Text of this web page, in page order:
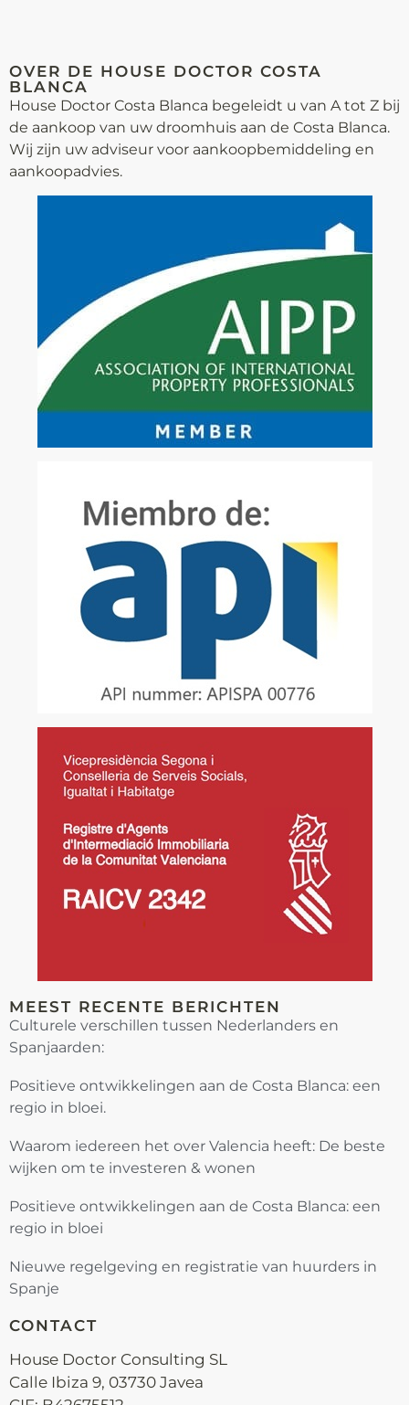
OVER DE HOUSE DOCTOR COSTA
BLANCA
House Doctor Costa Blanca begeleidt u van A tot Z bij
de aankoop van uw droomhuis aan de Costa Blanca.
Wij zijn uw adviseur voor aankoop­bemiddeling en
aankoopadvies.
MEEST RECENTE BERICHTEN
Culturele verschillen tussen Nederlanders en
Spanjaarden:
Positieve ontwikkelingen aan de Costa Blanca: een
regio in bloei.
Waarom iedereen het over Valencia heeft: De beste
wijken om te investeren & wonen
Positieve ontwikkelingen aan de Costa Blanca: een
regio in bloei
Nieuwe regelgeving en registratie van huurders in
Spanje
CONTACT
House Doctor Consulting SL
Calle Ibiza 9, 03730 Javea